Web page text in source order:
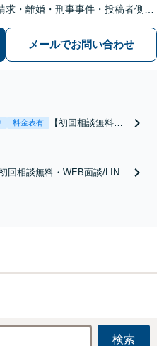
求・離婚・刑事事件・投稿者側発
数。オーダーメイドのサービスで問
題解決や事業の推進を強力にサポー
メールでお問い合わせ
料金表有
【初回相談無料・
倫の早期解決】
初回相談無料・WEB面談/LINE
域密着】
検索